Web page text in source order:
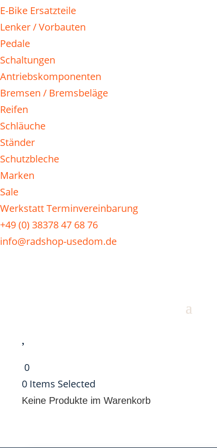
E-Bike Ersatzteile
Lenker / Vorbauten
Pedale
Schaltungen
Antriebskomponenten
Bremsen / Bremsbeläge
Reifen
Schläuche
Ständer
Schutzbleche
Marken
Sale
Werkstatt Terminvereinbarung
+49 (0) 38378 47 68 76
info@radshop-usedom.de
0
0 Items Selected
Keine Produkte im Warenkorb